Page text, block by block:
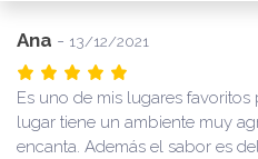
Ana - 13/12/2021
Es uno de mis lugares
lugar tiene un ambiente muy
encanta. Además el sabor es